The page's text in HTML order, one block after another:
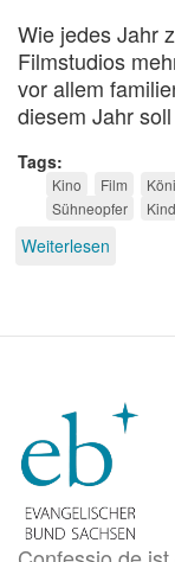
Wie jedes Jahr
Filmstudios
vor allem
diesem Jahr
Tags
Kino Film
Sühneopfer
Weiterlesen